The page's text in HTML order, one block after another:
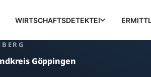
WIRTSCHAFTSDETEKTEI
Göppingen